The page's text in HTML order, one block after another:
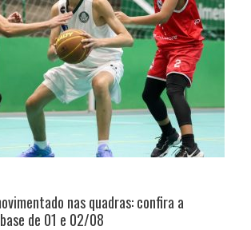
nas quadras: confira a
de 01 e 02/08